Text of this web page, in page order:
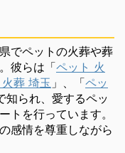
でペットの火葬や葬
彼らは「ペット 火
葬 埼玉 」、「ペッ
知られ、愛するペッ
トを行っています。
感情を尊重しながら